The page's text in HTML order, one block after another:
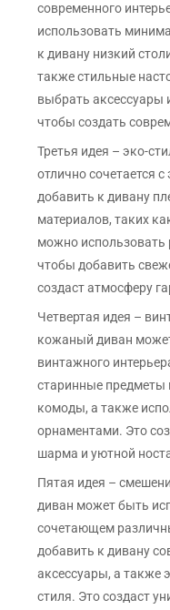
современного
использовать
к дивану низкий
также стильные
выбрать аксессуары
чтобы создать
Третья идея – эко-
отлично сочетается
добавить к дивану
материалов, таких
можно использовать
чтобы добавить
создаст атмосферу
Четвертая идея –
кожаный диван
винтажного
старинные предметы
комоды, а также
орнаментами. Это
шарма и уютной
Пятая идея –
диван может быть
сочетающем
добавить к дивану
аксессуары, а также
стиля. Это создаст